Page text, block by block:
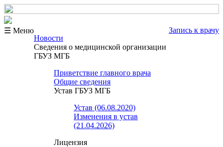
☰ Меню
Запись к врачу
Новости
Сведения о медицинской организации
ГБУЗ МГБ
Приветствие главного врача
Общие сведения
Устав ГБУЗ МГБ
Устав (06.08.2020)
Изменения в устав
(21.04.2026)
Лицензия